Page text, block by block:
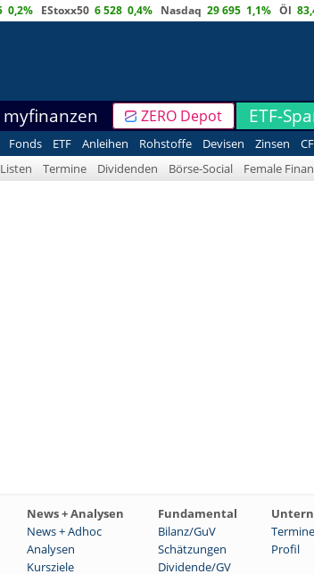
0,2% EStoxx50 6 528 0,4% Nasdaq 29 695 1,1% Öl
myfinanzen ZERO Depot ETF-
Fonds ETF Anleihen Rohstoffe Devisen Zinsen
Listen Termine Dividenden Börse-Social Female
News + Analysen Fundamental
News + Adhoc Bilanz/GuV Termine
Analysen Schätzungen Profil
Kursziele Dividende/GV